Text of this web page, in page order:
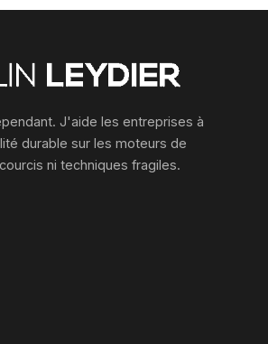
J'aide les entreprises à
durable sur les moteurs de
ni techniques fragiles.